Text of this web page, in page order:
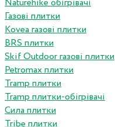
Naturehike обігрівачі
Газові плитки
Kovea газові плитки
BRS плитки
Skif Outdoor газові плитки
Petromax плитки
Tramp плитки
Tramp плитки-обігрівачі
Сила плитки
Tribe плитки